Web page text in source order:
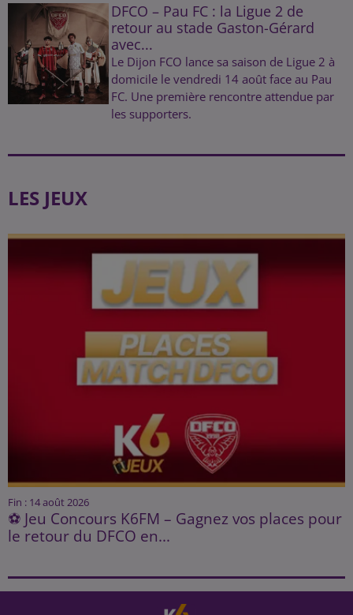
DFCO – Pau FC : la Ligue 2 de
retour au stade Gaston-Gérard
avec...
Le Dijon FCO lance sa saison de Ligue 2 à
domicile le vendredi 14 août face au Pau
FC. Une première rencontre attendue par
les supporters.
LES JEUX
Fin : 14 août 2026
⚽ Jeu Concours K6FM – Gagnez vos places pour
le retour du DFCO en...